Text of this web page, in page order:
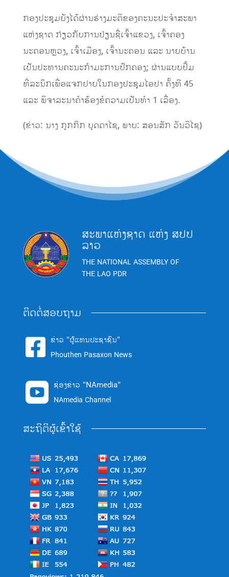
ກອງປະຊຸມຍັງໄດ້ຜ່ານຮ່າງມະຕິຂອງຄະນະປະຈຳສະພາ
ແຫ່ງຊາດ ກ່ຽວກັບການປ່ຽນຊື່ເຈົ້າແຂວງ, ເຈົ້າຄອງ
ນະຄອນຫຼວງ, ເຈົ້າເມືອງ, ເຈົ້ານະຄອນ ແລະ ນາຍບ້ານ
ເປັນປະທານຄະນະກຳມະການປົກຄອງ; ຜ່ານແບບປຶ້ມ
ທີ່ລະນຶກເພື່ອແຈກຢາຍໃນກອງປະຊຸມໄອປາ ຄັ້ງທີ 45
ແລະ ພິຈາລະນາຄຳຮ້ອງຂໍຄວາມເປັນທຳ 1 ເລື່ອງ.
(ຂ່າວ: ນາງ ກຸກກິກ ບຸດດາໄຊ, ພາບ: ສອນສັກ ວັນວິໄຊ)
ສະພາແຫ່ງຊາດ ແຫ່ງ ສປປ
ລາວ
THE NATIONAL ASSEMBLY OF
THE LAO PDR
ຕິດຕໍ່ສອບຖາມ
 ຂ່າວ "ຜູ້ແທນປະຊາຊົນ"
Phouthen Pasaxon News
 ຊ່ອງຂ່າວ "NAmedia"
NAmedia Channel
ສະຖິຕິຜູ້ເຂົ້າໃຊ້